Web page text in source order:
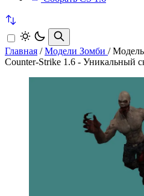
Главная / Модели Зомби /
Counter-Strike 1.6 - Уникальный